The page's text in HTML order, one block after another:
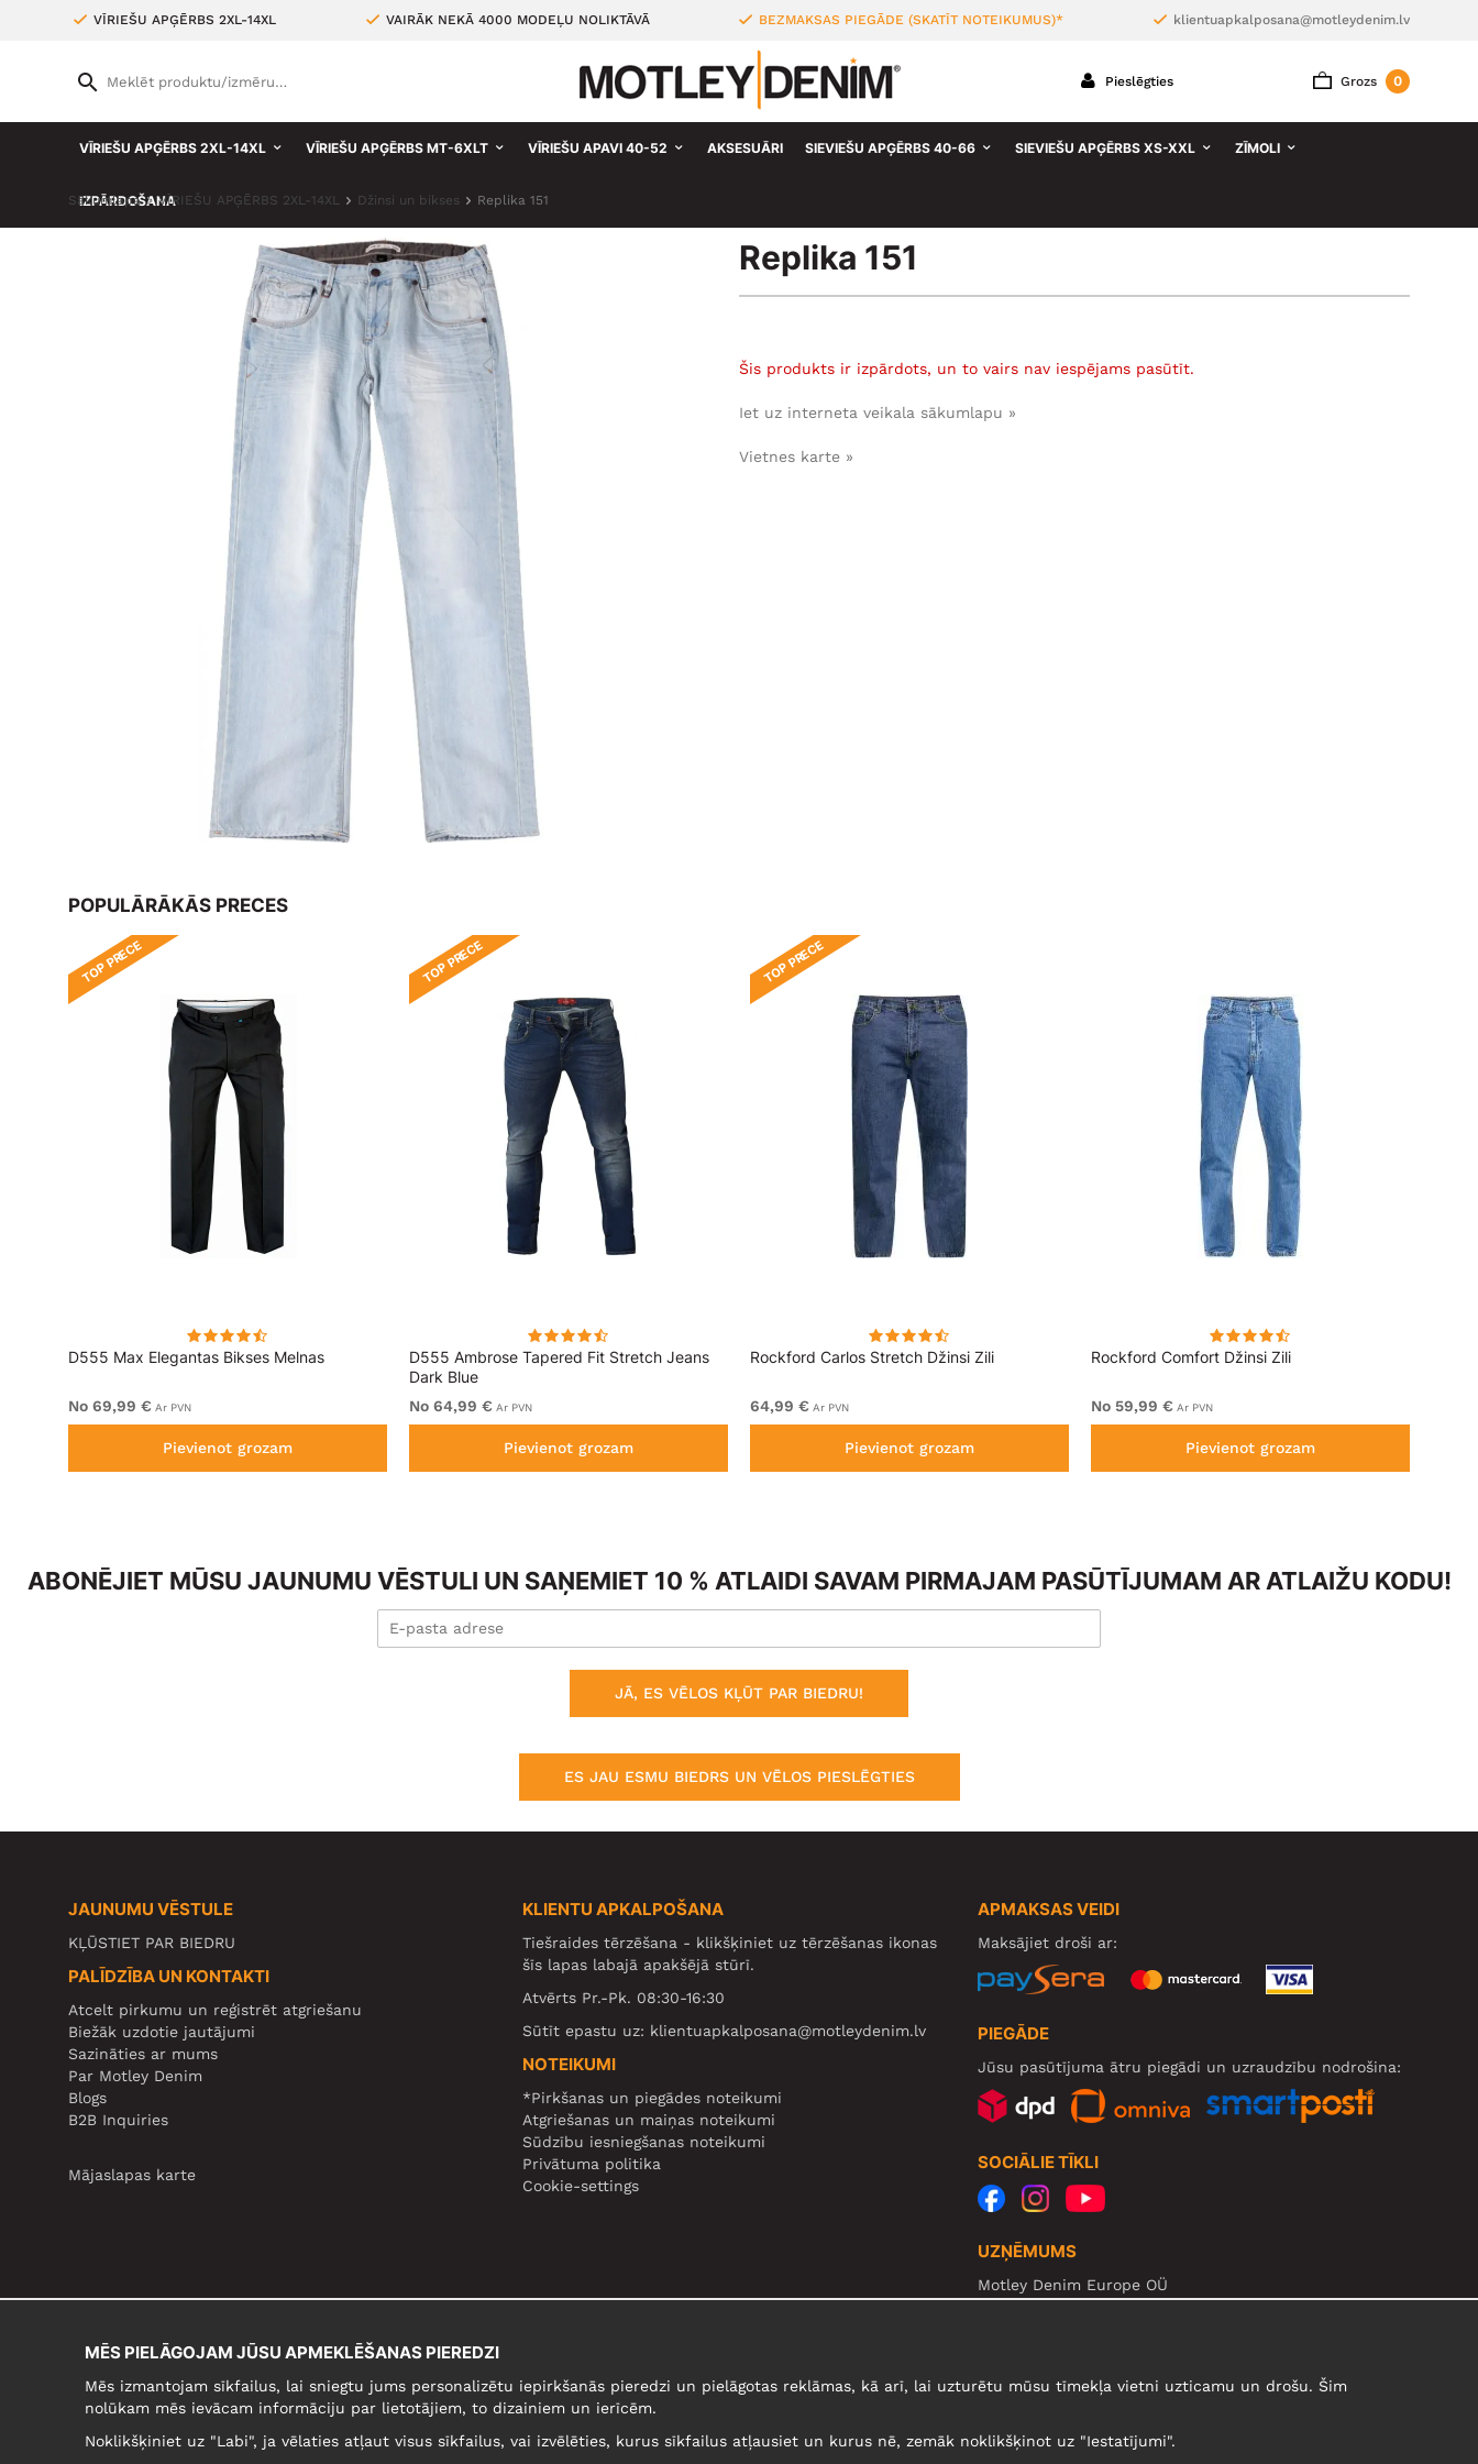
VĪRIEŠU APĢĒRBS 2XL-14XL VAIRĀK NEKĀ 4000 MODEĻU NOLIKTĀVĀ BEZMAKSAS PIEGĀDE (SKATĪT NOTEIKUMUS)* klientuapkalposana@motleydenim.lv
Grozs 0
Pieslēgties
VĪRIEŠU APĢĒRBS 2XL-14XL VĪRIEŠU APĢĒRBS MT-6XLT VĪRIEŠU APAVI 40-52 AKSESUĀRI SIEVIEŠU APĢĒRBS 40-66 SIEVIEŠU APĢĒRBS XS-XXL ZĪMOLI
IZPĀRDOŠANA
Sākumlapa VĪRIEŠU APĢĒRBS 2XL-14XL Džinsi un bikses Replika 151
Replika 151
Šis produkts ir izpārdots, un to vairs nav iespējams pasūtīt.
Iet uz interneta veikala sākumlapu »
Vietnes karte »
POPULĀRĀKĀS PRECES
D555 Max Elegantas Bikses Melnas
TOP PRECE
No 69,99 € Ar PVN
Pievienot grozam
D555 Ambrose Tapered Fit Stretch Jeans
Dark Blue
TOP PRECE
No 64,99 € Ar PVN
Pievienot grozam
Rockford Carlos Stretch Džinsi Zili
TOP PRECE
64,99 € Ar PVN
Pievienot grozam
Rockford Comfort Džinsi Zili
No 59,99 € Ar PVN
Pievienot grozam
ABONĒJIET MŪSU JAUNUMU VĒSTULI UN SAŅEMIET 10 % ATLAIDI SAVAM PIRMAJAM PASŪTĪJUMAM AR ATLAIŽU KODU!
JĀ, ES VĒLOS KĻŪT PAR BIEDRU!
ES JAU ESMU BIEDRS UN VĒLOS PIESLĒGTIES
JAUNUMU VĒSTULE
KĻŪSTIET PAR BIEDRU
PALĪDZĪBA UN KONTAKTI
Atcelt pirkumu un reģistrēt atgriešanu
Biežāk uzdotie jautājumi
Sazināties ar mums
Par Motley Denim
Blogs
B2B Inquiries
Mājaslapas karte
KLIENTU APKALPOŠANA
Tiešraides tērzēšana - klikšķiniet uz tērzēšanas ikonas
šīs lapas labajā apakšējā stūrī.
Atvērts Pr.-Pk. 08:30-16:30
Sūtīt epastu uz: klientuapkalposana@motleydenim.lv
NOTEIKUMI
*Pirkšanas un piegādes noteikumi
Atgriešanas un maiņas noteikumi
Sūdzību iesniegšanas noteikumi
Privātuma politika
Cookie-settings
APMAKSAS VEIDI
Maksājiet droši ar:
PIEGĀDE
Jūsu pasūtījuma ātru piegādi un uzraudzību nodrošina:
SOCIĀLIE TĪKLI
UZŅĒMUMS
Motley Denim Europe OÜ
MĒS PIELĀGOJAM JŪSU APMEKLĒŠANAS PIEREDZI
Mēs izmantojam sīkfailus, lai sniegtu jums personalizētu iepirkšanās pieredzi un pielāgotas reklāmas, kā arī, lai uzturētu mūsu tīmekļa vietni uzticamu un drošu. Šim
nolūkam mēs ievācam informāciju par lietotājiem, to dizainiem un ierīcēm.
Noklikšķiniet uz "Labi", ja vēlaties atļaut visus sīkfailus, vai izvēlēties, kurus sīkfailus atļausiet un kurus nē, zemāk noklikšķinot uz "Iestatījumi".